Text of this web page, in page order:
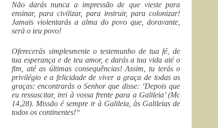
Não darás nunca a impressão de que vieste para
ensinar, para civilizar, para instruir, para colonizar!
Jamais violentarás a alma do povo que, doravante,
será o teu povo!
Oferecerás simplesmente o testemunho de tua fé, de
tua esperança e de teu amor, e darás a tua vida até o
fim, até as últimas consequências! Assim, tu terás o
privilégio e a felicidade de viver a graça de todas as
graças: encontrarás o Senhor que disse: ‘Depois que
eu ressuscitar, irei à vossa frente para a Galileia’ (Mc
14,28). Missão é sempre ir à Galileia, às Galileias de
todos os continentes!“